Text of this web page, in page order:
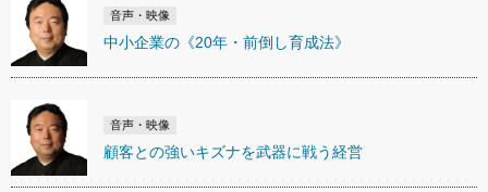
音声・映像
中小企業の《20年・前倒し育成法》
音声・映像
顧客との強いキズナを武器に戦う経営